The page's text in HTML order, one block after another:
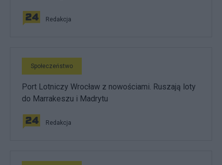
Redakcja
Społeczeństwo
Port Lotniczy Wrocław z nowościami. Ruszają loty
do Marrakeszu i Madrytu
Redakcja